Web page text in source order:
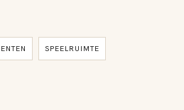
SPEELRUIMTE